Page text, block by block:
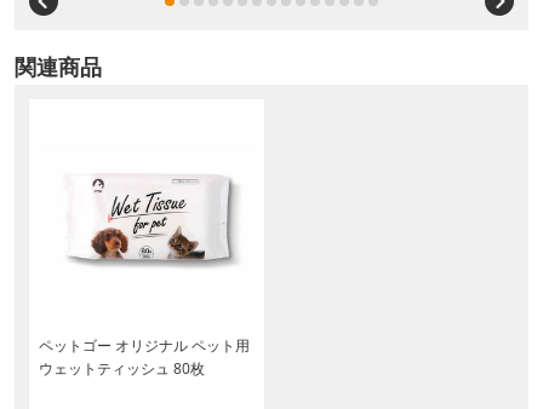
関連商品
ペットゴー オリジナル ペット用
ウェットティッシュ 80枚